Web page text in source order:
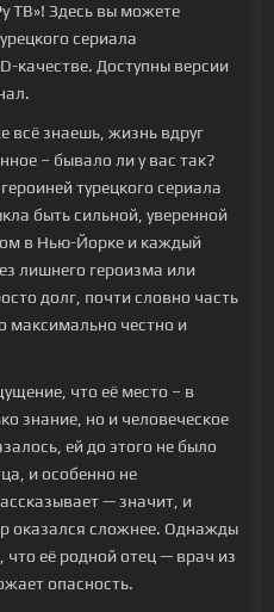
ТВ»! Здесь вы можете
сериала
качестве. Доступны версии
всё знаешь, жизнь вдруг
– бывало ли у вас так?
турецкого сериала
быть сильной, уверенной
в Нью-Йорке и каждый
лишнего героизма или
долг, почти словно часть
максимально честно и
что её место – в
знание, но и человеческое
ей до этого не было
и особенно не
— значит, и
оказался сложнее. Однажды
её родной отец — врач из
опасность.